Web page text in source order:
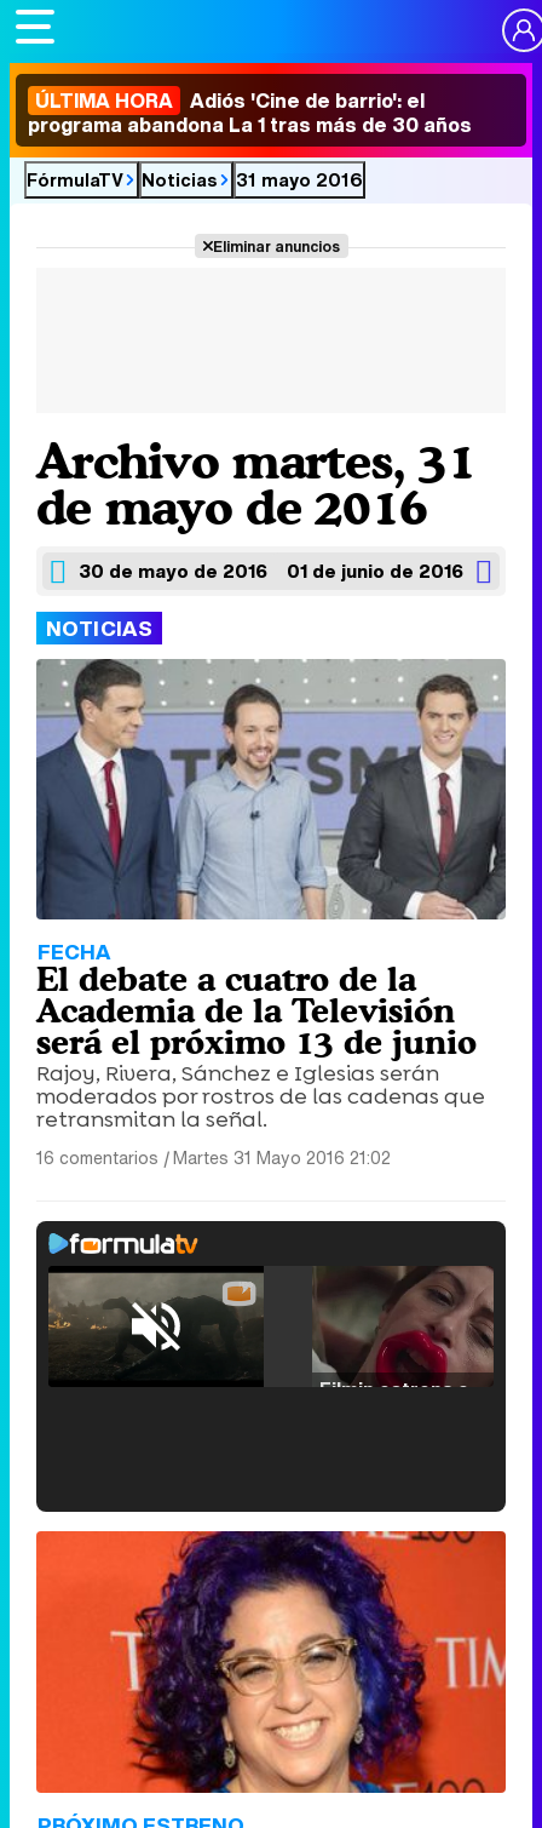
ÚLTIMA HORA Adiós 'Cine de barrio': el
programa abandona La 1 tras más de 30 años
FórmulaTV Noticias 31 mayo 2016
Eliminar anuncios
Archivo martes, 31
de mayo de 2016
30 de mayo de 2016 01 de junio de 2016
NOTICIAS
FECHA
El debate a cuatro de la
Academia de la Televisión
será el próximo 13 de junio
Rajoy, Rivera, Sánchez e Iglesias serán
moderados por rostros de las cadenas que
retransmitan la señal.
16 comentarios |Martes 31 Mayo 2016 21:02
/
'120 Minutos' celebra sus 2.000 programas en Telemadrid con un vídeo del día a día en la redacción
Tráiler de '33 días', la nueva serie de Atresplayer con Julián Villagrán y José Manuel Poga